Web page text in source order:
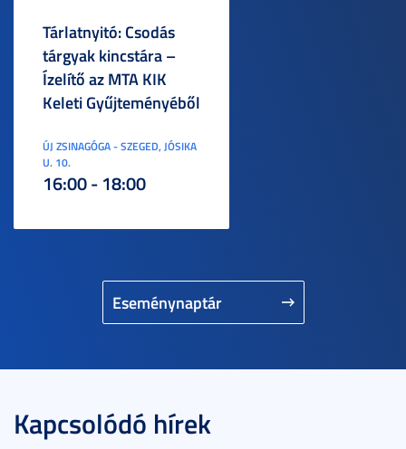
Eseménynaptár
Tárlatnyitó: Csodás
tárgyak kincstára –
Ízelítő az MTA KIK
Keleti Gyűjteményéből
ÚJ ZSINAGÓGA - SZEGED, JÓSIKA
U. 10.
16:00 - 18:00
Kapcsolódó hírek